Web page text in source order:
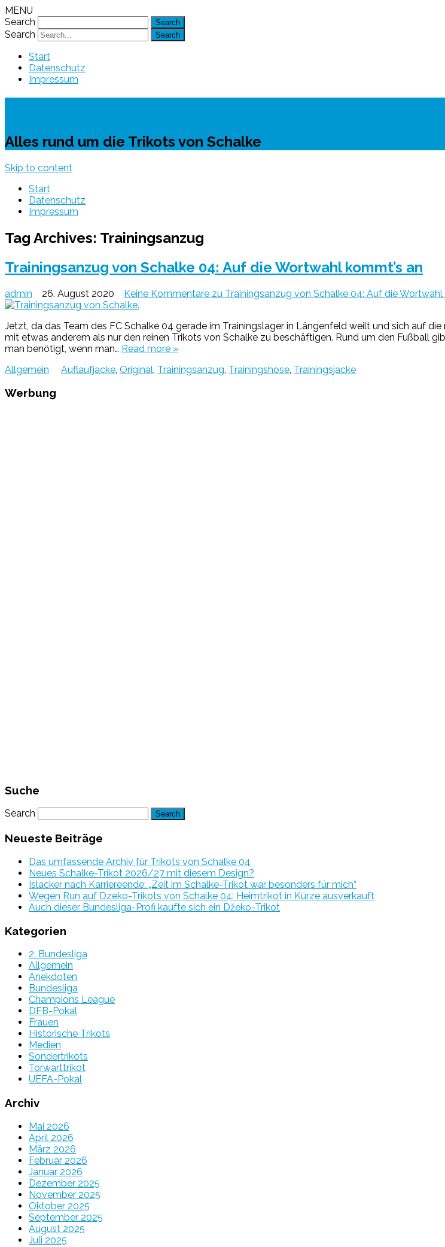
MENU
Search
Search
Start
Datenschutz
Impressum
Alles rund um die Trikots von Schalke
Skip to content
Start
Datenschutz
Impressum
Tag Archives: Trainingsanzug
Trainingsanzug von Schalke 04: Auf die Wortwahl kommt’s an
admin 26. August 2020 Keine Kommentare zu Trainingsanzug von Schalke 04: Auf die Wortwahl
Jetzt, da das Team des FC Schalke 04 gerade im Trainingslager in Längenfeld weilt und sich auf
mit etwas anderem als nur den reinen Trikots von Schalke zu beschäftigen. Rund um den Fußball
man benötigt, wenn man… Read more »
Allgemein
Auflaufjacke Original Trainingsanzug Trainingshose Trainingsjacke
Werbung
Suche
Search
Neueste Beiträge
Das umfassende Archiv für Trikots von Schalke 04
Neues Schalke-Trikot 2026/27 mit diesem Design?
Islacker nach Karriereende: „Zeit im Schalke-Trikot war besonders für mich“
Wegen Run auf Dzeko-Trikots von Schalke 04: Heimtrikot in Kürze ausverkauft
Auch dieser Bundesliga-Profi kaufte sich ein Džeko-Trikot
Kategorien
2. Bundesliga
Allgemein
Anekdoten
Bundesliga
Champions League
DFB-Pokal
Frauen
Historische Trikots
Medien
Sondertrikots
Torwarttrikot
UEFA-Pokal
Archiv
Mai 2026
April 2026
März 2026
Februar 2026
Januar 2026
Dezember 2025
November 2025
Oktober 2025
September 2025
August 2025
Juli 2025